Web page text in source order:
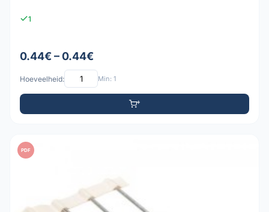
1
0.44€ – 0.44€
Hoeveelheid: Min: 1
PDF